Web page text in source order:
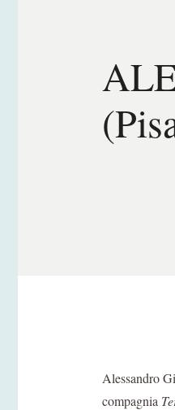
Alessandro
compagnia